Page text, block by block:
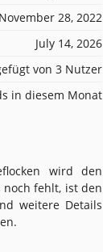
November 28, 2022
July 14, 2026
von 3 Nutzer
in diesem Monat
wird den
noch fehlt, ist den
weitere Details